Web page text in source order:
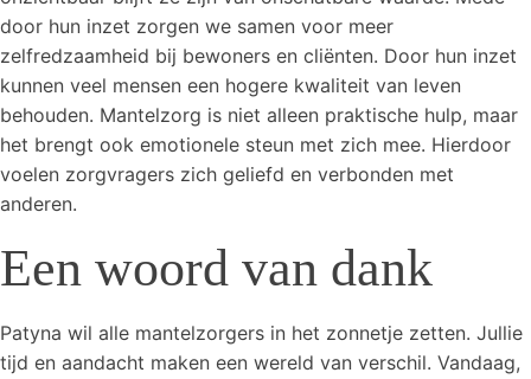
door hun inzet zorgen we samen voor meer
zelfredzaamheid bij bewoners en cliënten. Door hun inzet
kunnen veel mensen een hogere kwaliteit van leven
behouden. Mantelzorg is niet alleen praktische hulp, maar
het brengt ook emotionele steun met zich mee. Hierdoor
voelen zorgvragers zich geliefd en verbonden met
anderen.
Een woord van dank
Patyna wil alle mantelzorgers in het zonnetje zetten. Jullie
tijd en aandacht maken een wereld van verschil. Vandaag,